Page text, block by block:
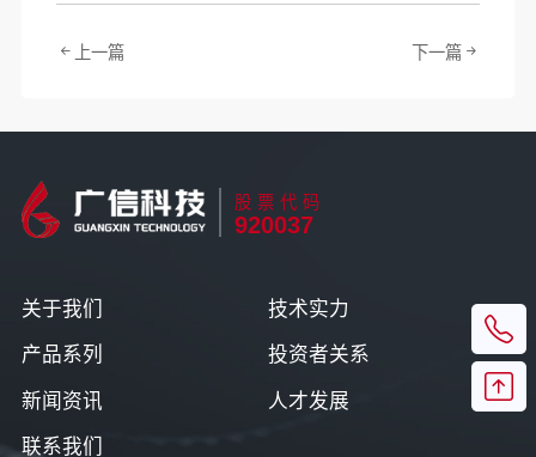
上一篇 下一篇
股票代码
920037
关于我们 技术实力
产品系列 投资者关系
新闻资讯 人才发展
联系我们